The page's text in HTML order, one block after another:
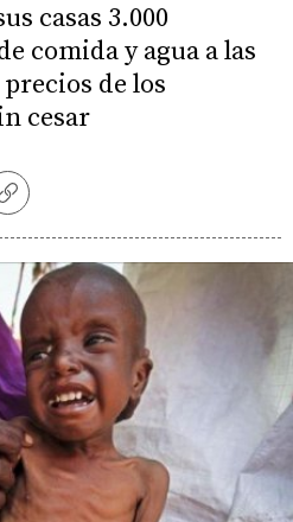
casas 3.000
comida y agua a las
de los
cesar
Copiar